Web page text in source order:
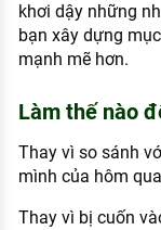
khơi dậy những
bạn xây dựng
mạnh mẽ hơn.
Làm thế nào
Thay vì so sánh
mình của hôm qua
Thay vì bị cuốn